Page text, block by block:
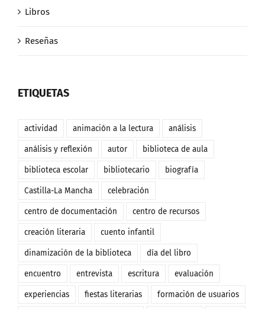
Libros
Reseñas
ETIQUETAS
actividad animación a la lectura análisis
análisis y reflexión autor biblioteca de aula
biblioteca escolar bibliotecario biografía
Castilla-La Mancha celebración
centro de documentación centro de recursos
creación literaria cuento infantil
dinamización de la biblioteca día del libro
encuentro entrevista escritura evaluación
experiencias fiestas literarias formación de usuarios